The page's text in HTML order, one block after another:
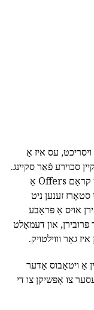
ויסריכט, עס איז אַ
סכוירע פֿאַר סקיינג.
עס איז אַלץ פון קאַסטומז צו פאַכמאַן סקיינג. די קראָם Offers אַ
זענען ניט
אויס אַ פּראָבע
און דעמאָלט
גאָר וווילטויק.
אַ ויטאָבוס אָדער
צו אָפּשיקן צו די